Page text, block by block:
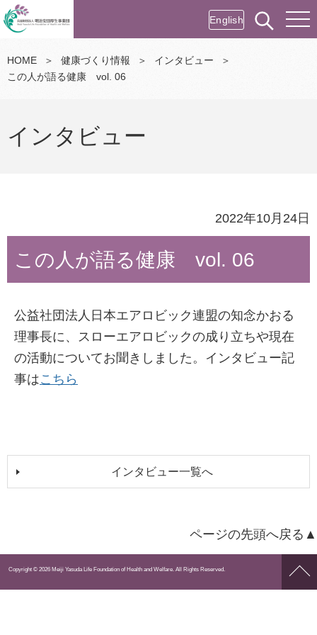
English
HOME ＞ 健康づくり情報 ＞ インタビュー
＞
この人が語る健康 vol. 06
インタビュー
2022年10月24日
この人が語る健康 vol. 06
公益社団法人日本エアロビック連盟の知念かおる
理事長に、スローエアロビックの成り立ちや現在
の活動についてお聞きしました。インタビュー記
事はこちら
インタビュー一覧へ
ページの先頭へ戻る▲
ペー
Copyright © 2026 Meiji Yasuda Life Foundation of Health and Welfare. All Rights Reserved.